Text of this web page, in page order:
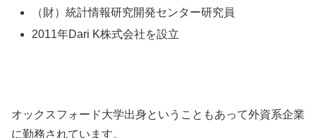
（財）統計情報研究開発センター研究員
2011年Dari K株式会社を設立
オックスフォード大学出身ということもあって外資系企業
に勤務されています。